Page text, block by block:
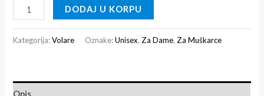
DODAJ U KORPU
Kategorija:Volare Oznake:Unisex, Za Dame, Za Muškarce
Opis